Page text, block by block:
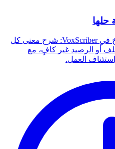
حلها
String: "دليل شامل لأخطاء النسخ في VoxScriber: شرح معنى كل
أو الرصيد غير كافٍ، مع
العمل.